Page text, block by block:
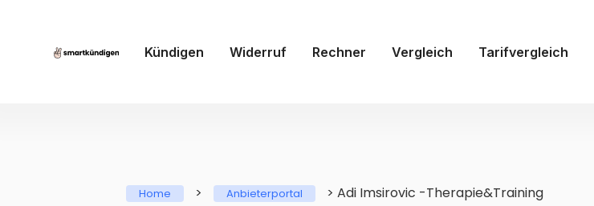
Kündigen Widerruf Rechner Vergleich Tarifvergleich
Home > Anbieterportal > Adi Imsirovic -Therapie&Training